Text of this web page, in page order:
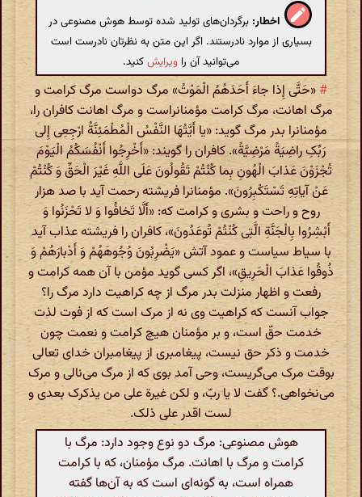
اخطار: برگردان‌های تولید شده توسط هوش مصنوعی در
بسیاری از موارد نادرستند. اگر این متن به نظرتان نادرست است
می‌توانید آن را ویرایشکنید.
# «حَتَّی إِذا جاءَ أَحَدَهُمُ الْمَوْتُ» مرگ دواست مرگ کرامت و
مرگ اهانت، مرگ کرامت مؤمنانراست و مرگ اهانت کافران را،
مؤمنانرا بدر مرگ گوید: «یا أَیَّتُهَا النَّفْسُ الْمُطْمَئِنَّةُ ارْجِعِی إِلی‌
رَبِّکِ راضِیَةً مَرْضِیَّةً». کافران را گویند: «أَخْرِجُوا أَنْفُسَکُمُ الْیَوْمَ
تُجْزَوْنَ عَذابَ الْهُونِ بِما کُنْتُمْ تَقُولُونَ عَلَی اللَّهِ غَیْرَ الْحَقِّ وَ کُنْتُمْ
عَنْ آیاتِهِ تَسْتَکْبِرُونَ». مؤمنانرا فریشته رحمت آید با صد هزار
روح و راحت و بشری و کرامت که: «أَلَّا تَخافُوا وَ لا تَحْزَنُوا وَ
أَبْشِرُوا بِالْجَنَّةِ الَّتِی کُنْتُمْ تُوعَدُونَ»، کافران را فریشته عذاب آید
با سیاط سیاست و عمود آتش «یَضْرِبُونَ وُجُوهَهُمْ وَ أَدْبارَهُمْ وَ
ذُوقُوا عَذابَ الْحَرِیقِ»، اگر کسی گوید مؤمن با آن همه کرامت و
رفعت و اظهار منزلت بدر مرگ از چه کراهیت دارد مرگ را؟
جواب آنست که کراهیت وی نه از مرک است که از فوت لذت
خدمت حقّ است، و بر مؤمنان هیچ کرامت و نعمت چون
خدمت و ذکر حق نیست، پیغامبری از پیغامبران خدای تعالی
بوقت مرک می‌گریست، وحی آمد بوی که از مرگ می‌نالی و مرک
می‌نخواهی.؟ گفت‌ لا یا ربّ، و لکن غیرة علی من یذکرک بعدی و
لست اقدر علی ذلک.
هوش مصنوعی: مرگ دو نوع وجود دارد: مرگ با
کرامت و مرگ با اهانت. مرگ مؤمنان، که با کرامت
همراه است، به گونه‌ای است که به آن‌ها گفته